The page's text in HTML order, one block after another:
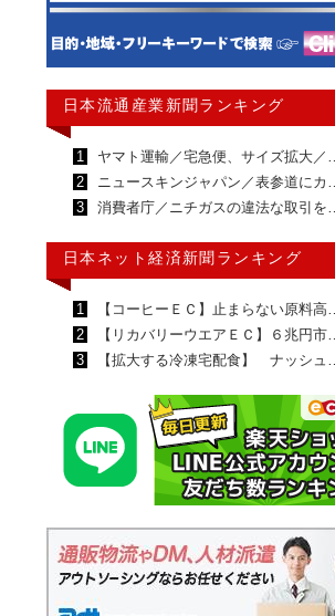
日本流通産業新聞ランキング
1
ヤマト運輸／宅急便、サイズ拡大／…
2
ニュースキンジャパン／表参道にカ…
3
消費者庁／ニチガスの違法な取引を…
日本ネット経済新聞ランキング
1
【コーヒーＥＣ】止まらない原料高…
2
【リカバリーウエアＥＣ】６兆円市…
3
【拡大する冷凍宅配食】 ナッシュ…